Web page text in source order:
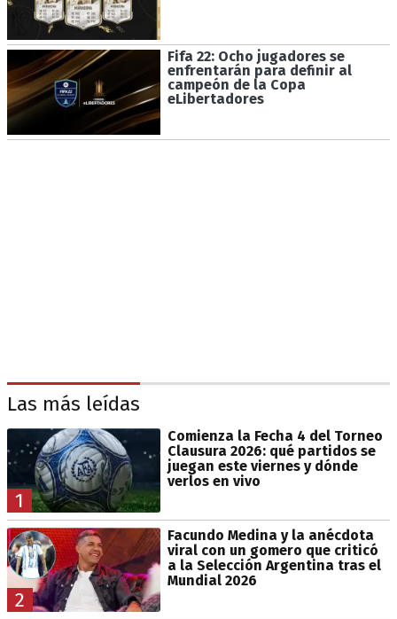
Fifa 22: Ocho jugadores se
enfrentarán para definir al
campeón de la Copa
eLibertadores
Las más leídas
1
Comienza la Fecha 4 del Torneo
Clausura 2026: qué partidos se
juegan este viernes y dónde
verlos en vivo
2
Facundo Medina y la anécdota
viral con un gomero que criticó
a la Selección Argentina tras el
Mundial 2026